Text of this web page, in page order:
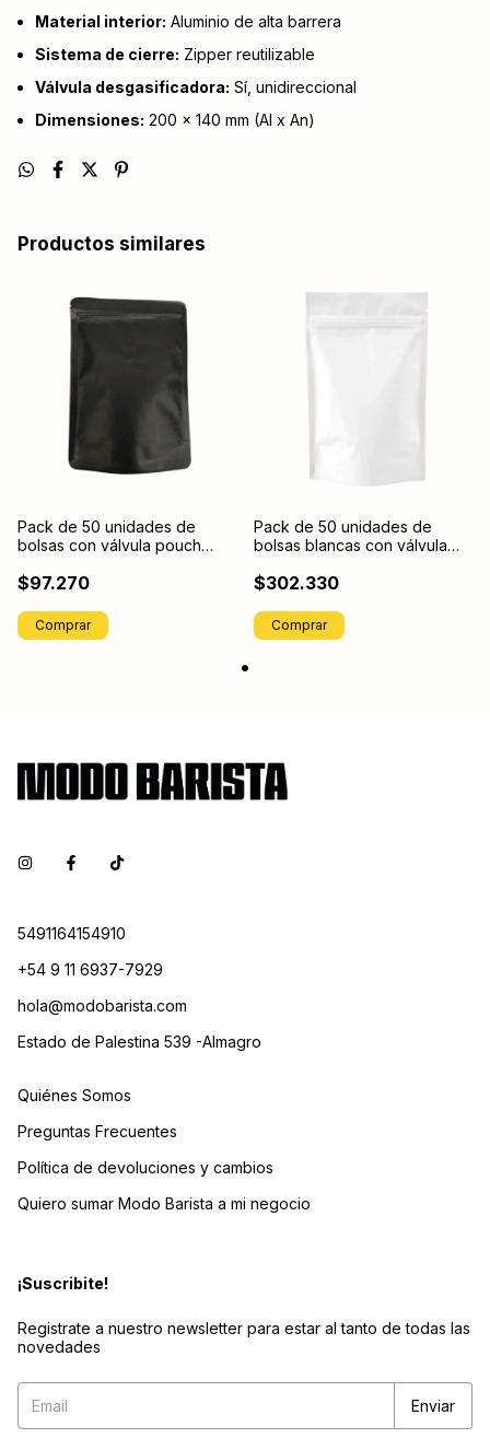
Material interior: Aluminio de alta barrera
Sistema de cierre: Zipper reutilizable
Válvula desgasificadora: Sí, unidireccional
Dimensiones: 200 × 140 mm (Al x An)
Productos similares
Pack de 50 unidades de
bolsas con válvula pouch
$97.270
Comprar
Pack de 50 unidades de
bolsas blancas con válvula
$302.330
5491164154910
+54 9 11 6937-7929
hola@modobarista.com
Estado de Palestina 539 -Almagro
Quiénes Somos
Preguntas Frecuentes
Política de devoluciones y cambios
Quiero sumar Modo Barista a mi negocio
¡Suscribite!
Registrate a nuestro newsletter para estar al tanto de todas las
novedades